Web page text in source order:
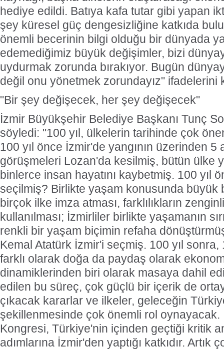
hediye edildi. Batıya kafa tutar gibi yapan
şey küresel güç dengesizliğine katkıda
önemli becerinin bilgi olduğu bir dünyada
edemediğimiz büyük değişimler, bizi
uydurmak zorunda bırakıyor. Bugün
değil onu yönetmek zorundayız" ifadelerini
"Bir şey değişecek, her şey değişecek"
İzmir Büyükşehir Belediye Başkanı Tunç
söyledi: "100 yıl, ülkelerin tarihinde çok
100 yıl önce İzmir'de yangının üzerinden 5
görüşmeleri Lozan'da kesilmiş, bütün ülke
binlerce insan hayatını kaybetmiş. 100 yıl
seçilmiş? Birlikte yaşam konusunda büyük
birçok ilke imza atması, farklılıkların
kullanılması; İzmirliler birlikte yaşamanın
renkli bir yaşam biçimin refaha
Kemal Atatürk İzmir'i seçmiş. 100 yıl sonra,
farklı olarak doğa da paydaş olarak
dinamiklerinden biri olarak masaya dahil
edilen bu süreç, çok güçlü bir içerik de
çıkacak kararlar ve ilkeler, geleceğin
şekillenmesinde çok önemli rol oynayacak.
Kongresi, Türkiye'nin içinden geçtiği kritik
adımlarına İzmir'den yaptığı katkıdır.